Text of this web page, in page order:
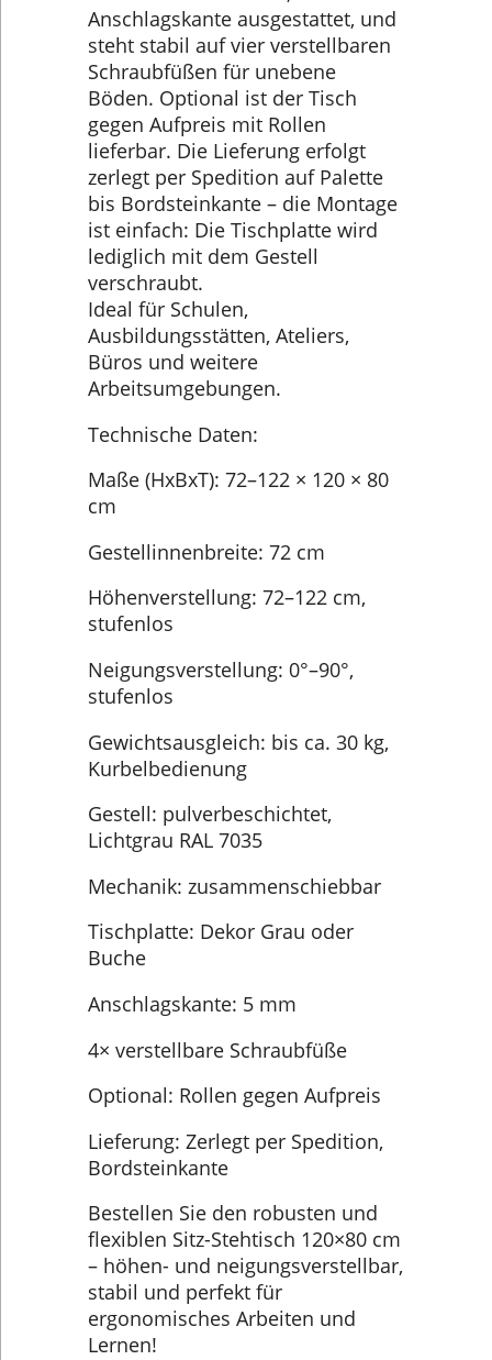
Anschlagskante ausgestattet, und
steht stabil auf vier verstellbaren
Schraubfüßen für unebene
Böden. Optional ist der Tisch
gegen Aufpreis mit Rollen
lieferbar. Die Lieferung erfolgt
zerlegt per Spedition auf Palette
bis Bordsteinkante – die Montage
ist einfach: Die Tischplatte wird
lediglich mit dem Gestell
verschraubt.
Ideal für Schulen,
Ausbildungsstätten, Ateliers,
Büros und weitere
Arbeitsumgebungen.
Technische Daten:
Maße (HxBxT): 72–122 × 120 × 80
cm
Gestellinnenbreite: 72 cm
Höhenverstellung: 72–122 cm,
stufenlos
Neigungsverstellung: 0°–90°,
stufenlos
Gewichtsausgleich: bis ca. 30 kg,
Kurbelbedienung
Gestell: pulverbeschichtet,
Lichtgrau RAL 7035
Mechanik: zusammenschiebbar
Tischplatte: Dekor Grau oder
Buche
Anschlagskante: 5 mm
4× verstellbare Schraubfüße
Optional: Rollen gegen Aufpreis
Lieferung: Zerlegt per Spedition,
Bordsteinkante
Bestellen Sie den robusten und
flexiblen Sitz-Stehtisch 120×80 cm
– höhen- und neigungsverstellbar,
stabil und perfekt für
ergonomisches Arbeiten und
Lernen!